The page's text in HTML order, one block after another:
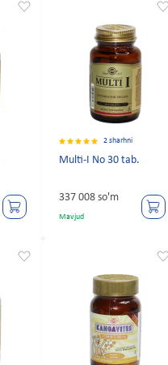
2 sharhni
Multi-I No 30 tab.
337 008 so'm
Mavjud